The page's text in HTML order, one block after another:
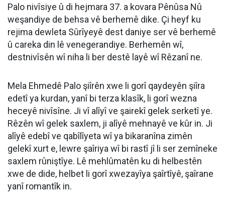
Palo nivîsiye û di hejmara 37. a kovara Pênûsa Nû
weşandiye de behsa vê berhemê dike. Çi heyf ku
rejima dewleta Sûrîyeyê dest daniye ser vê berhemê
û careka din lê venegerandiye. Berhemên wî,
destnivîsên wî niha li ber destê layê wî Rêzanî ne.
Mela Ehmedê Palo şiîrên xwe li gorî qaydeyên şiîra
edetî ya kurdan, yanî bi terza klasîk, li gorî wezna
heceyê nivîsîne. Ji vî alîyî ve şairekî gelek serketî ye.
Rêzên wî gelek saxlem, ji alîyê mehnayê ve kûr in. Ji
alîyê edebî ve qabîlîyeta wî ya bikaranîna zimên
gelekî xurt e, lewre şaîriya wî bi rastî jî li ser zemîneke
saxlem rûniştîye. Lê mehlûmatên ku di helbestên
xwe de dide, helbet li gorî xwezayîya şaîrtîyê, şaîrane
yanî romantîk in.